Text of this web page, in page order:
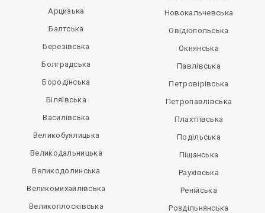
Арцизька
Балтська
Березівська
Болградська
Бородінська
Біляївська
Василівська
Великобуялицька
Великодальницька
Великодолинська
Великомихайлівська
Великоплосківська
Новокальчевська
Овідіопольська
Окнянська
Павлівська
Петровірівська
Петропавлівська
Плахтіївська
Подільська
Піщанська
Раухівська
Ренійська
Роздільнянська